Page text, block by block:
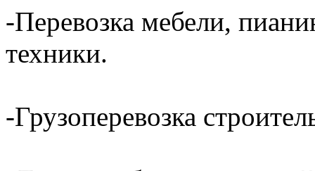
-Перевозка мебели,
техники.
-Грузоперевозка